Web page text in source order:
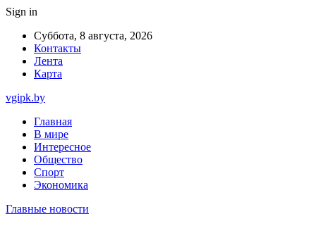
Sign in
Суббота, 8 августа, 2026
Контакты
Лента
Карта
vgipk.by
Главная
В мире
Интересное
Общество
Спорт
Экономика
Главные новости